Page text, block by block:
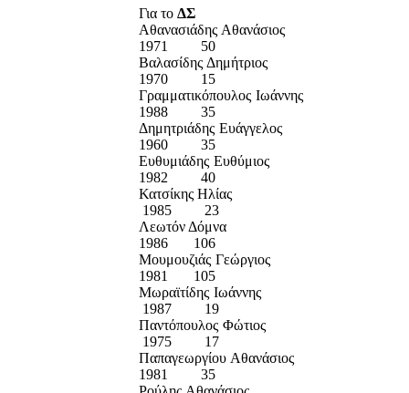
Για το ΔΣ
Αθανασιάδης Αθανάσιος
1971 50
Βαλασίδης Δημήτριος
1970 15
Γραμματικόπουλος Ιωάννης
1988 35
Δημητριάδης Ευάγγελος
1960 35
Ευθυμιάδης Ευθύμιος
1982 40
Κατσίκης Ηλίας
1985 23
Λεωτόν Δόμνα
1986 106
Μουμουζιάς Γεώργιος
1981 105
Μωραϊτίδης Ιωάννης
1987 19
Παντόπουλος Φώτιος
1975 17
Παπαγεωργίου Αθανάσιος
1981 35